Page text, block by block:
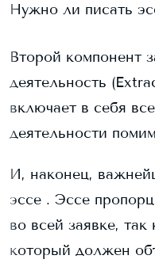
Нужно ли писать
Второй компонент
деятельность
включает в себя
деятельности
И, наконец,
эссе . Эссе
во всей заявке,
который должен